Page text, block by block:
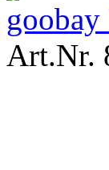
Art.Nr.